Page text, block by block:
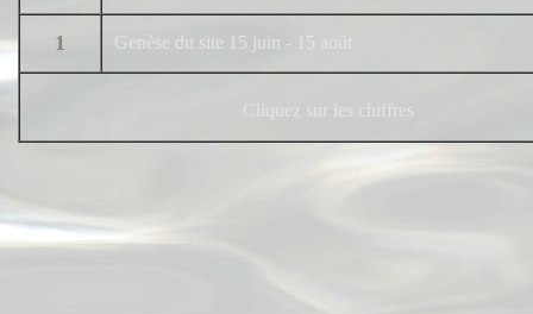
1 Genèse du site 15 juin - 15 août
Cliquez sur les